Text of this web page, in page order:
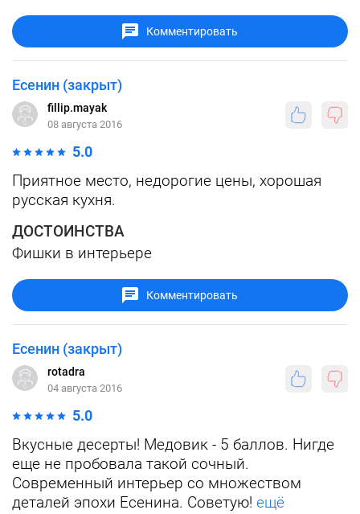
Комментировать
Есенин (закрыт)
fillip.mayak
08 августа 2016
5.0
Приятное место, недорогие цены, хорошая
русская кухня.
ДОСТОИНСТВА
Фишки в интерьере
Комментировать
Есенин (закрыт)
rotadra
04 августа 2016
5.0
Вкусные десерты! Медовик - 5 баллов. Нигде
еще не пробовала такой сочный.
Современный интерьер со множеством
деталей эпохи Есенина. Советую! ещё